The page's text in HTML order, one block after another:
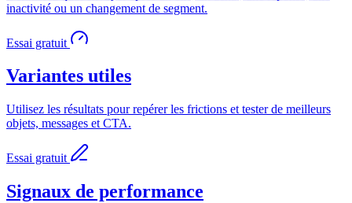
inactivité ou un changement de segment.
Essai gratuit
Variantes utiles
Utilisez les résultats pour repérer les frictions et tester de meilleurs
objets, messages et CTA.
Essai gratuit
Signaux de performance